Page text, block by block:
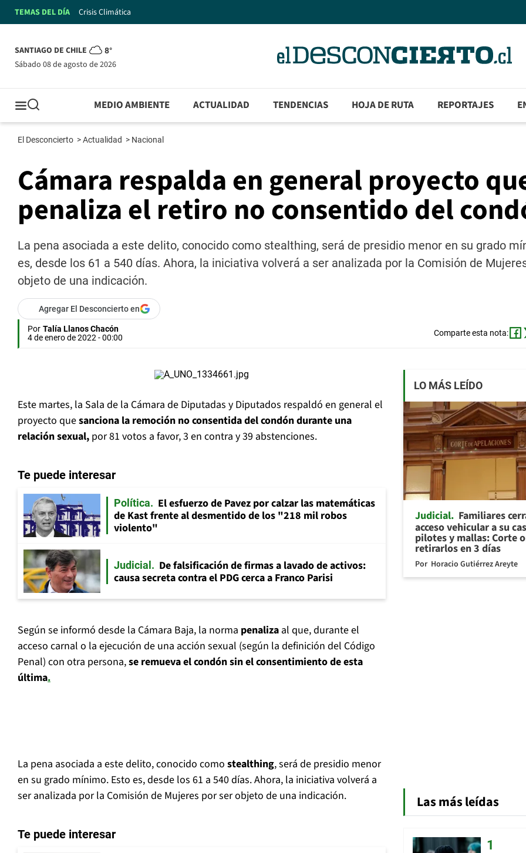
TEMAS DEL DÍA Crisis Climática
SANTIAGO DE CHILE 8°
sábado 08 de agosto de 2026
MEDIO AMBIENTE ACTUALIDAD TENDENCIAS HOJA DE RUTA REPORTAJES
El Desconcierto >Actualidad > Nacional
Cámara respalda en general proyecto
penaliza el retiro no consentido del
La pena asociada a este delito, conocido como stealthing, será de presidio menor en su grado
es, desde los 61 a 540 días. Ahora, la iniciativa volverá a ser analizada por la Comisión de
objeto de una indicación.
Agregar El Desconcierto en
Por Talía Llanos Chacón
4 de enero de 2022 - 00:00
Comparte esta nota:
Este martes, la Sala de la Cámara de Diputadas y Diputados respaldó en general el
proyecto quesanciona la remoción no consentida del condón durante una
relación sexual, por 81 votos a favor, 3 en contra y 39 abstenciones.
Te puede interesar
Política
El esfuerzo de Pavez por calzar las matemáticas
de Kast frente al desmentido de los "218 mil robos
violento"
Judicial
De falsificación de firmas a lavado de activos:
causa secreta contra el PDG cerca a Franco Parisi
Según se informó desde la Cámara Baja, la norma penaliza al que, durante el
acceso carnal o la ejecución de una acción sexual (según la definición del Código
Penal) con otra persona,se remueva el condón sin el consentimiento de esta
última.
La pena asociada a este delito, conocido como stealthing, será de presidio menor
en su grado mínimo. Esto es, desde los 61 a 540 días. Ahora, la iniciativa volverá a
ser analizada por la Comisión de Mujeres por ser objeto de una indicación.
Te puede interesar
LO MÁS LEÍDO
Judicial Familiares
acceso vehicular a su
pilotes y mallas: Corte
retirarlos en 3 días
Por Horacio Gutiérrez Areyte
Las más leídas